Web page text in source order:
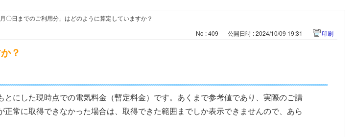
月〇日までのご利用分」はどのように算定していますか？
No : 409 公開日時 : 2024/10/09 19:31 印刷
？
にした現時点での電気料金（暫定料金）です。あくまで参考値であり、実際のご請
常に取得できなかった場合は、取得できた範囲までしか表示できませんので、あら